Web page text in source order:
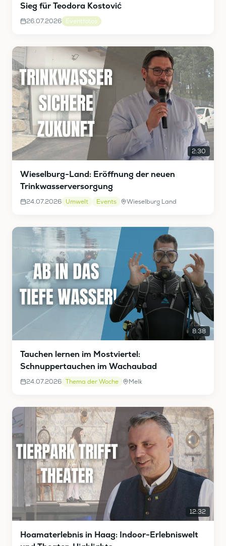
Sieg für Teodora Kostović
26.07.2026 Eventfotos
2:30
Wieselburg-Land: Eröffnung der neuen
Trinkwasserversorgung
24.07.2026 Umwelt Events Wieselburg Land
8:38
Tauchen lernen im Mostviertel:
Schnuppertauchen im Wachaubad
24.07.2026 Thema der Woche Melk
12:32
Hoamaterlebnis in Haag: Indoor-Erlebniswelt